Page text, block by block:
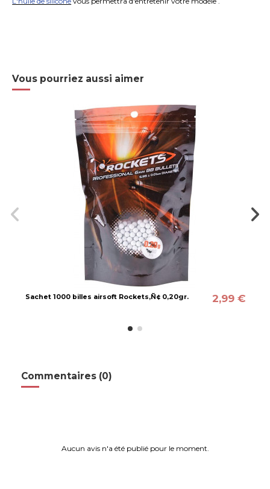
Vous pourriez aussi aimer
Sachet 1000 billes airsoft Rockets‚Ñ¢ 0,20gr. 2,99 €
Commentaires (0)
Aucun avis n'a été publié pour le moment.